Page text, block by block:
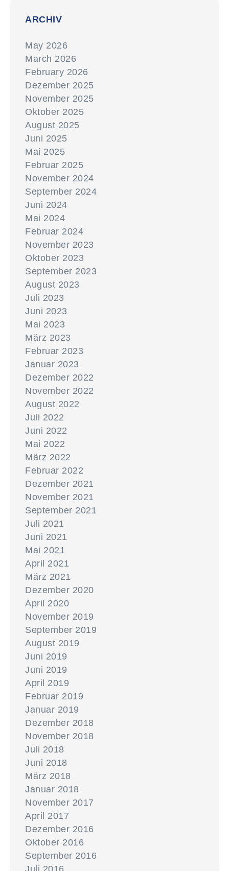
ARCHIV
May 2026
March 2026
February 2026
Dezember 2025
November 2025
Oktober 2025
August 2025
Juni 2025
Mai 2025
Februar 2025
November 2024
September 2024
Juni 2024
Mai 2024
Februar 2024
November 2023
Oktober 2023
September 2023
August 2023
Juli 2023
Juni 2023
Mai 2023
März 2023
Februar 2023
Januar 2023
Dezember 2022
November 2022
August 2022
Juli 2022
Juni 2022
Mai 2022
März 2022
Februar 2022
Dezember 2021
November 2021
September 2021
Juli 2021
Juni 2021
Mai 2021
April 2021
März 2021
Dezember 2020
April 2020
November 2019
September 2019
August 2019
Juni 2019
Juni 2019
April 2019
Februar 2019
Januar 2019
Dezember 2018
November 2018
Juli 2018
Juni 2018
März 2018
Januar 2018
November 2017
April 2017
Dezember 2016
Oktober 2016
September 2016
Juli 2016